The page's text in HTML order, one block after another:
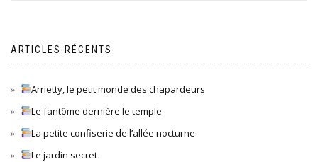
ARTICLES RÉCENTS
Arrietty, le petit monde des chapardeurs
Le fantôme dernière le temple
La petite confiserie de l’allée nocturne
Le jardin secret